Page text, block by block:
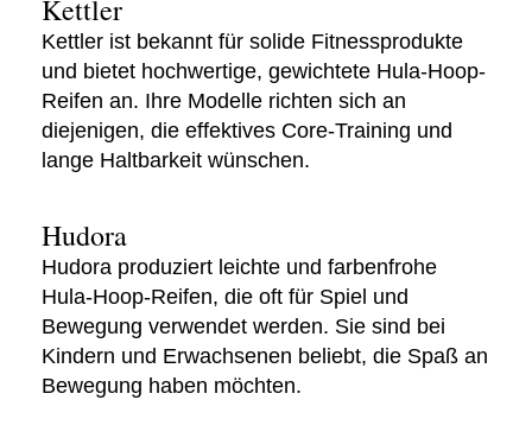
Kettler
Kettler ist bekannt für solide Fitnessprodukte
und bietet hochwertige, gewichtete Hula-Hoop-
Reifen an. Ihre Modelle richten sich an
diejenigen, die effektives Core-Training und
lange Haltbarkeit wünschen.
Hudora
Hudora produziert leichte und farbenfrohe
Hula-Hoop-Reifen, die oft für Spiel und
Bewegung verwendet werden. Sie sind bei
Kindern und Erwachsenen beliebt, die Spaß an
Bewegung haben möchten.